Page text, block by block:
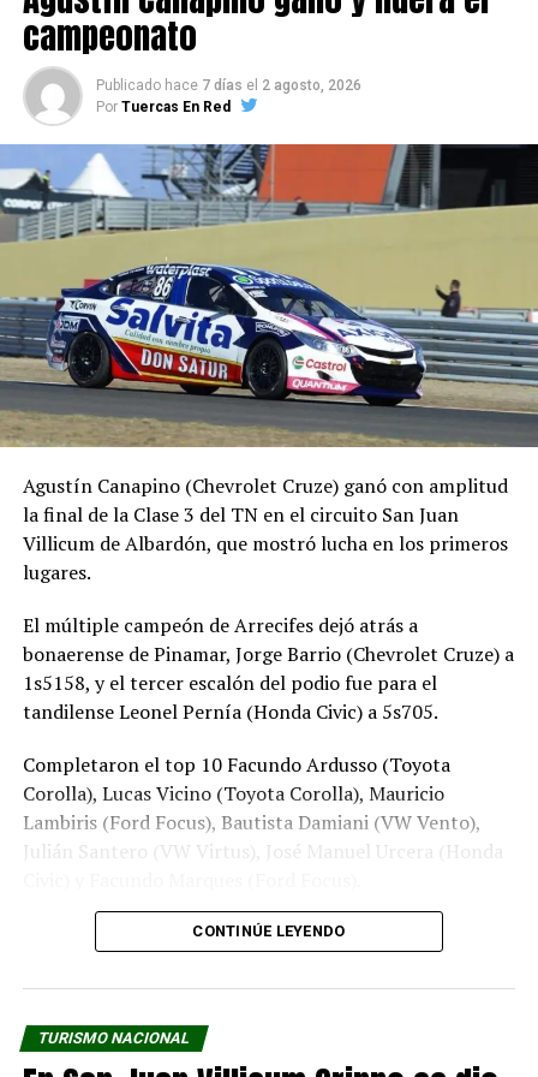
PRINCIPAL
RODRIGO LUGÓN TURISMO NACIONAL CLASE 3
PRÓXIMA NOTICIA
Blotta ganó y sigue latente en la lucha por el título de
Clase 2
NO TE PIERDAS
En el Gálvez festejó Antolin
campeonato
Publicado hace 7 días el 2 agosto, 2026
Por Tuercas En Red
Agustín Canapino (Chevrolet Cruze) ganó con amplitud
la final de la Clase 3 del TN en el circuito San Juan
Villicum de Albardón, que mostró lucha en los primeros
lugares.
El múltiple campeón de Arrecifes dejó atrás a
bonaerense de Pinamar, Jorge Barrio (Chevrolet Cruze) a
1s5158, y el tercer escalón del podio fue para el
tandilense Leonel Pernía (Honda Civic) a 5s705.
Completaron el top 10 Facundo Ardusso (Toyota
Corolla), Lucas Vicino (Toyota Corolla), Mauricio
Lambiris (Ford Focus), Bautista Damiani (VW Vento),
Julián Santero (VW Virtus), José Manuel Urcera (Honda
En el inicio lideraba Ever Franetovich (Ford Focus) pero
la final.
Canapino ganó y lidera el campeonato.
CONTINÚE LEYENDO
TURISMO NACIONAL